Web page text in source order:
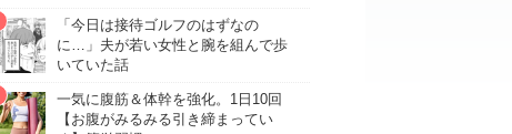
「今日は接待ゴルフのはずなの
に…」夫が若い女性と腕を組んで歩
いていた話
一気に腹筋＆体幹を強化。1日10回
【お腹がみるみる引き締まってい